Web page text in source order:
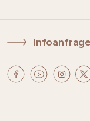
Infoanfrage